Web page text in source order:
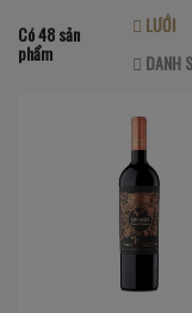
Có 48 sản
phẩm
LƯỚI
DANH